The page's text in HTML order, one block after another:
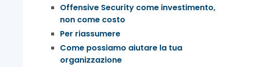
Offensive Security come investimento,
non come costo
Per riassumere
Come possiamo aiutare la tua
organizzazione